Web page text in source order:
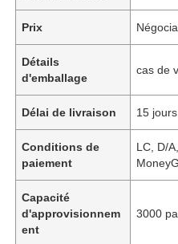
Prix
Détails
d'emballage
cas de
Délai de livraison 15 jours
Conditions de
paiement
LC, D/
Capacité
d'approvisionnem
ent
3000